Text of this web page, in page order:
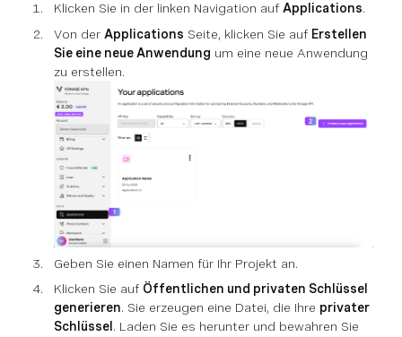
Klicken Sie in der linken Navigation auf Applications.
Von der Applications Seite, klicken Sie auf Erstellen
Sie eine neue Anwendung um eine neue Anwendung
zu erstellen.
Geben Sie einen Namen für Ihr Projekt an.
Klicken Sie auf Öffentlichen und privaten Schlüssel
generieren. Sie erzeugen eine Datei, die Ihre privater
Schlüssel . Laden Sie es herunter und bewahren Sie